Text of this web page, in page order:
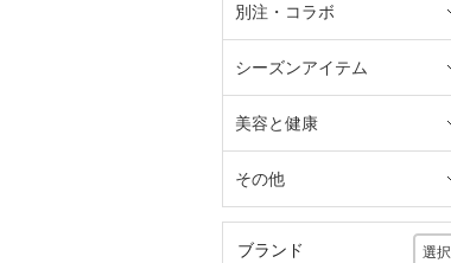
別注・コラボ
シーズンアイテム
美容と健康
その他
ブランド 選択